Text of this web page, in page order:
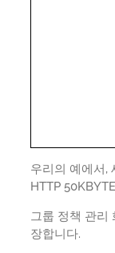
우리의 예에서,
HTTP
그룹 정책 관리
장합니다.